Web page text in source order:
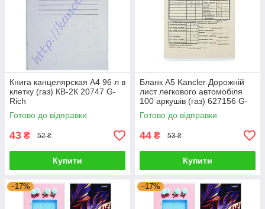
Книга канцелярская А4 96 л в
клетку (газ) КВ-2К 20747 G-
Rich
Готово до відправки
43 ₴ 52 ₴
Купити
Бланк А5 Kancler Дорожній
лист легкового автомобіля
100 аркушів (газ) 627156 G-
Rich
Готово до відправки
44 ₴ 53 ₴
Купити
–17% –17%